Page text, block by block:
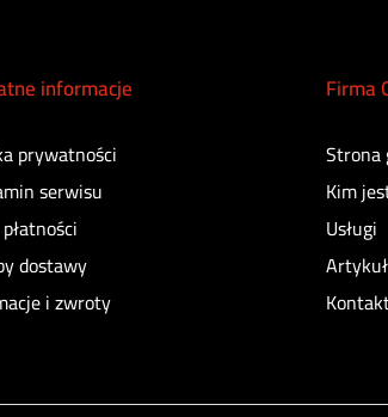
informacje
prywatności
serwisu
dostawy
i zwroty
Firma
Strona
Kim
Usługi